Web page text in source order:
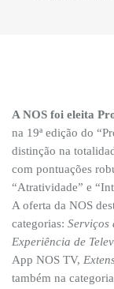
A NOS foi eleita
na 19ª edição do
distinção na
com pontuações
“Atratividade” e
A oferta da NOS
categorias: Serviços
Experiência de
App NOS TV,
também na categoria